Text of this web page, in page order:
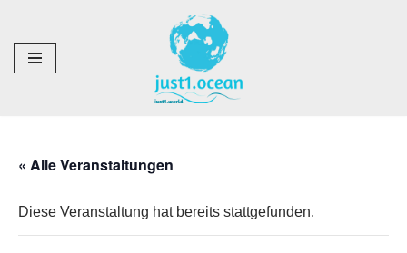
Zum
Inhalt
« Alle Veranstaltungen
Diese Veranstaltung hat bereits stattgefunden.